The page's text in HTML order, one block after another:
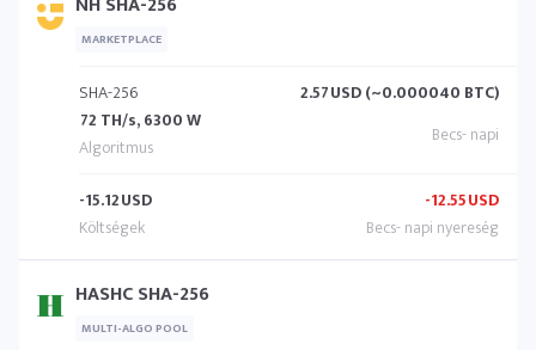
MARKETPLACE
SHA-256
72 TH/s, 6300 W
2.57USD (~0.000040 BTC)
-15.12USD -12.55USD
HASHC SHA-256
MULTI-ALGO POOL